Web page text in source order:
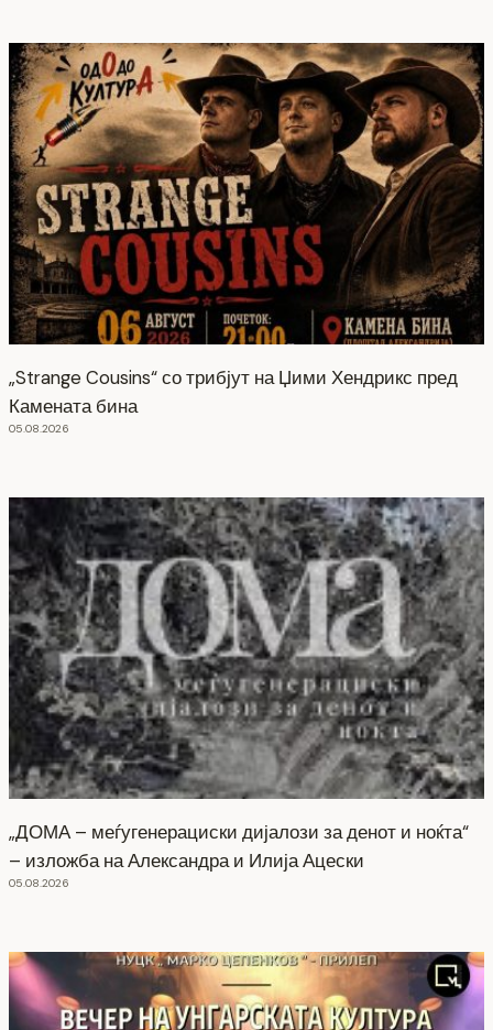
„Strange Cousins“ со трибјут на Џими Хендрикс пред
Камената бина
05.08.2026
„ДОМА – меѓугенерациски дијалози за денот и ноќта“
– изложба на Александра и Илија Ацески
05.08.2026